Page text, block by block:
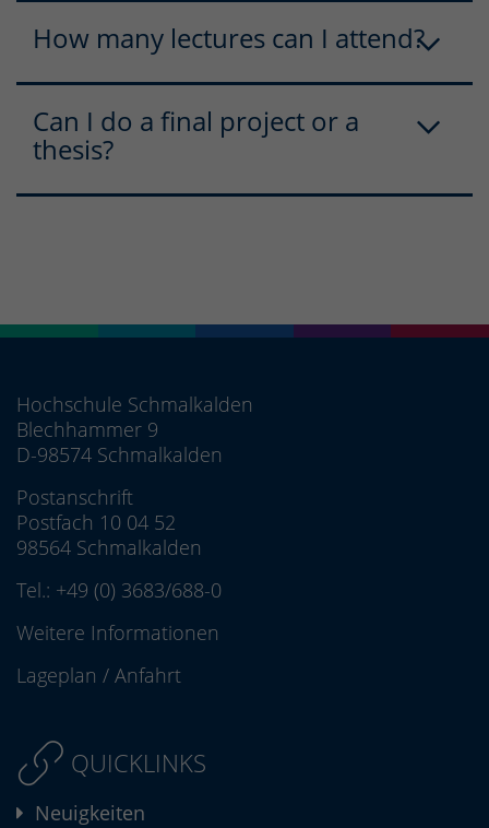
How many lectures can I attend?
Can I do a final project or a
thesis?
Hochschule Schmalkalden
Blechhammer 9
D-98574 Schmalkalden
Postanschrift
Postfach 10 04 52
98564 Schmalkalden
Tel.: +49 (0) 3683/688-0
Weitere Informationen
Lageplan / Anfahrt
QUICKLINKS
Neuigkeiten